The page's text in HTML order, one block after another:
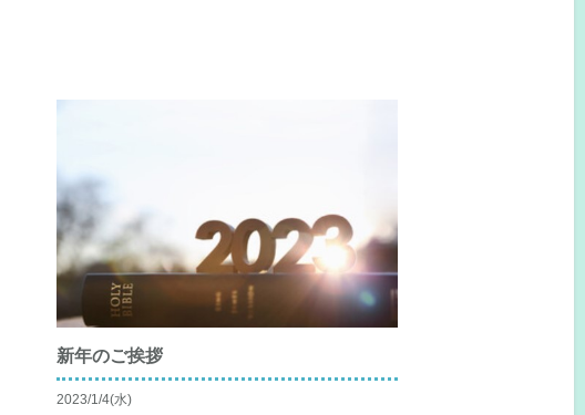
新年のご挨拶
2023/1/4(水)